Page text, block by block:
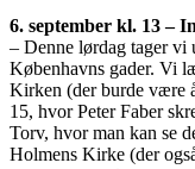
6. september kl. 13 –
– Denne lørdag tager vi
Københavns gader. Vi
Kirken (der burde være
15, hvor Peter Faber
Torv, hvor man kan se
Holmens Kirke (der